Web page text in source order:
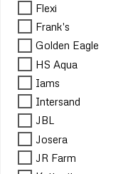
Flexi
Frank's
Golden Eagle
HS Aqua
Iams
Intersand
JBL
Josera
JR Farm